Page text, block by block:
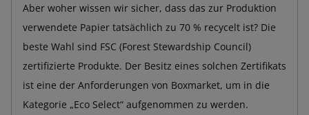
Aber woher wissen wir sicher, dass das zur Produktion
verwendete Papier tatsächlich zu 70 % recycelt ist? Die
beste Wahl sind FSC (Forest Stewardship Council)
zertifizierte Produkte. Der Besitz eines solchen Zertifikats
ist eine der Anforderungen von Boxmarket, um in die
Kategorie „Eco Select“ aufgenommen zu werden.